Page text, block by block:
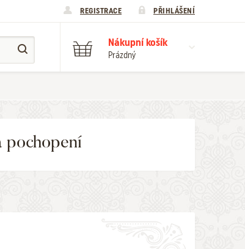
REGISTRACE PŘIHLÁŠENÍ
Nákupní košík
Prázdný
pochopení